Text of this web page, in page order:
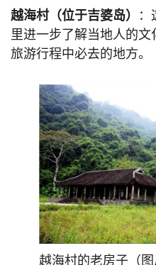
越海村（位于吉婆岛）
里进一步了解当地人的
旅游行程中必去的地方。
越海村的老房子（图